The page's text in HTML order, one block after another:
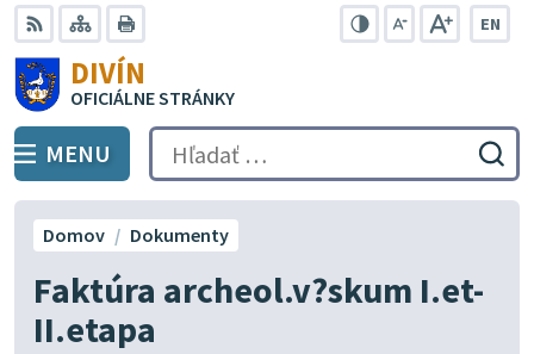
Preskočiť
na
obsah
RSS Mapa
EN
DIVÍN
OFICIÁLNE STRÁNKY
PREPNÚŤ
MENU Hľadať:
Faktúra archeol.v?skum I.et-
II.etapa
Domov Dokumenty